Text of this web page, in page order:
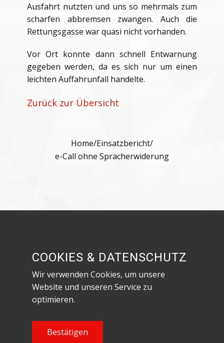
Ausfahrt nutzten und uns so mehrmals zum
scharfen abbremsen zwangen. Auch die
Rettungsgasse war quasi nicht vorhanden.
Vor Ort konnte dann schnell Entwarnung
gegeben werden, da es sich nur um einen
leichten Auffahrunfall handelte.
Zurück zur Übersicht
Home/Einsatzbericht/
e-Call ohne Spracherwiderung
der Pegnitz, 2023
Datenschutzerklärung & Impressum
COOKIES & DATENSCHUTZ
Wir verwenden Cookies, um unsere
Website und unseren Service zu
optimieren.
Bestätigen